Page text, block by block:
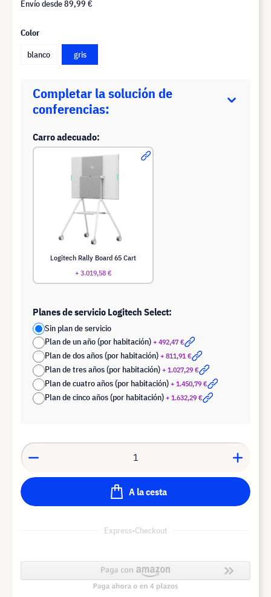
Envío desde89,99 €
Color
blanco
gris
Completar la solución de
conferencias:
Carro adecuado:
Logitech Rally Board 65 Cart
+ 3.019,58 €
Planes de servicio Logitech Select:
Sin plan de servicio
Plan de un año (por habitación) + 492,47 €
Plan de dos años (por habitación) + 811,91 €
Plan de tres años (por habitación) + 1.027,29 €
Plan de cuatro años (por habitación) + 1.450,79 €
Plan de cinco años (por habitación) + 1.632,29 €
A la cesta
Express-Checkout